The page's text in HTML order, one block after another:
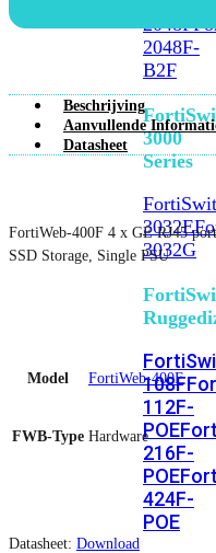
2048F
2048F-
B2F
3000
Series
3032E
3032G
108F
112F-
POE
216F-
POE
424F-
POE
Beschrijving
Aanvullende
Datasheet
FortiWeb-400F 4 x GE RJ45
SSD Storage, Single PSU
Model FortiWeb-400F
FWB-Type Hardware
Datasheet: Download